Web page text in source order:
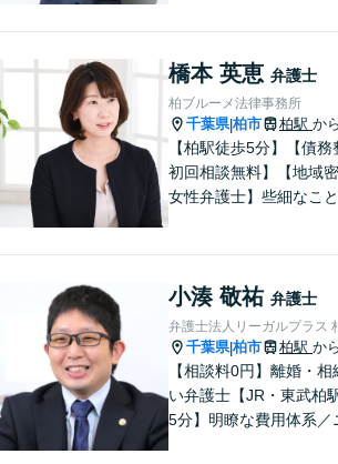
と連携し、税務・登記も
ストップで対応可」【休
夜間相談可】
橋本 英恵 弁護士
柏ブルーメ法律事務所
千葉県|柏市 柏駅 か
【柏駅徒歩5分】【債務
初回相談無料】【地域
女性弁護士】些細なこと
小湊 敬祐 弁護士
弁護士法人リーガルプラス
千葉県|柏市 柏駅 か
【相談料0円】離婚・相
い弁護士【JR・東武柏
5分】明瞭な費用体系／